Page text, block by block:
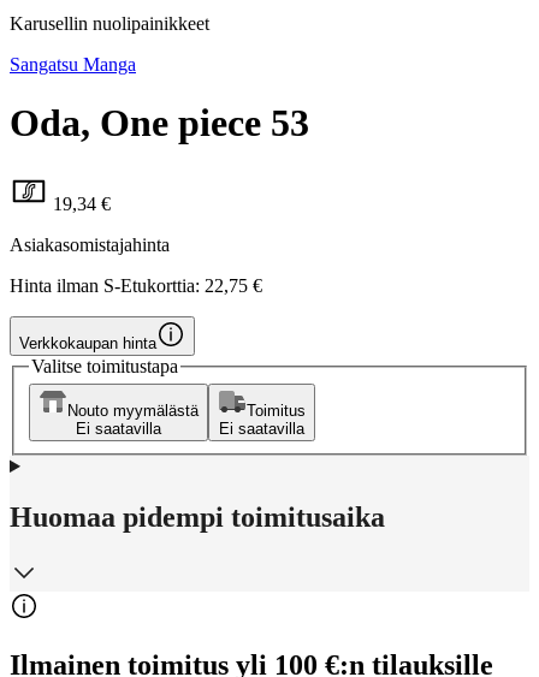
Karusellin nuolipainikkeet
Sangatsu Manga
Oda, One piece 53
19,34 €
Asiakasomistajahinta
Hinta ilman S-Etukorttia: 22,75 €
Verkkokaupan hinta
Valitse toimitustapa
Nouto myymälästä
Ei saatavilla
Toimitus
Ei saatavilla
Huomaa pidempi toimitusaika
Ilmainen toimitus yli 100 €:n tilauksille